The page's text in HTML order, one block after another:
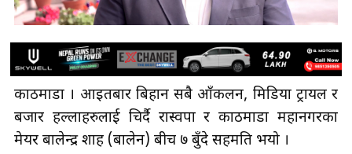
काठमाडौँ । आइतबार बिहान सबै आँकलन, मिडिया ट्रायल र
बजार हल्लाहरुलाई चिर्दै रास्वपा र काठमाडौँ महानगरका
मेयर बालेन्द्र शाह (बालेन) बीच ७ बुँदे सहमति भयो ।